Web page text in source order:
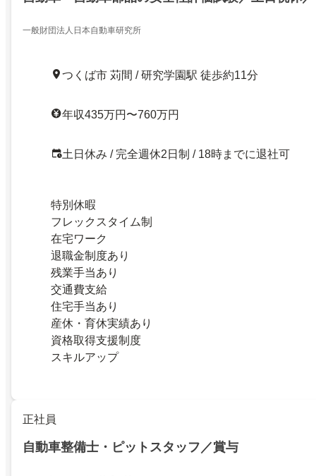
一般財団法人日本自動車研究所
つくば市 苅間 / 研究学園駅 徒歩約11分
年収435万円〜760万円
土日休み / 完全週休2日制 / 18時までに退社可
特別休暇
フレックスタイム制
在宅ワーク
退職金制度あり
残業手当あり
交通費支給
住宅手当あり
産休・育休実績あり
資格取得支援制度
スキルアップ
正社員
自動車整備士・ピットスタッフ／賞与